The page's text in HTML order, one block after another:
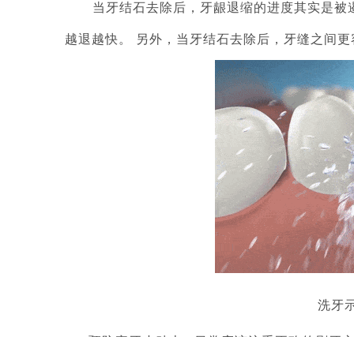
当牙结石去除后，牙龈退缩的进度其实是
越退越快。 另外，当牙结石去除后，牙缝之间
洗牙